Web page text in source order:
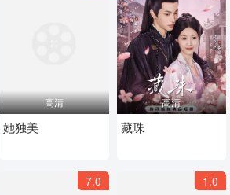
高清
她独美​
高清
藏珠
7.0 1.0